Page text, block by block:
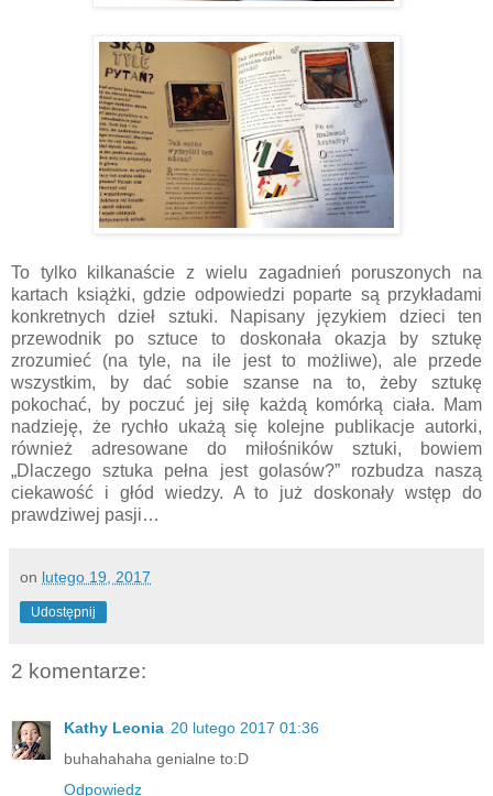
To tylko kilkanaście z wielu zagadnień poruszonych na
kartach książki, gdzie odpowiedzi poparte są przykładami
konkretnych dzieł sztuki. Napisany językiem dzieci ten
przewodnik po sztuce to doskonała okazja by sztukę
zrozumieć (na tyle, na ile jest to możliwe), ale przede
wszystkim, by dać sobie szanse na to, żeby sztukę
pokochać, by poczuć jej siłę każdą komórką ciała. Mam
nadzieję, że rychło ukażą się kolejne publikacje autorki,
również adresowane do miłośników sztuki, bowiem
„Dlaczego sztuka pełna jest golasów?” rozbudza naszą
ciekawość i głód wiedzy. A to już doskonały wstęp do
prawdziwej pasji…
on lutego 19, 2017
Udostępnij
2 komentarze:
Kathy Leonia 20 lutego 2017 01:36
buhahahaha genialne to:D
Odpowiedz